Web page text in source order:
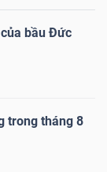
bầu Đức
trong tháng 8